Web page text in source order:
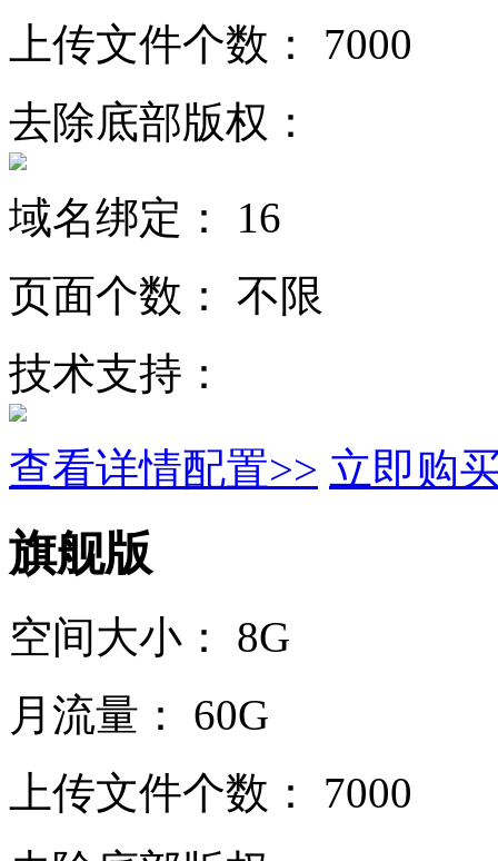
上传文件个数：
7000
去除底部版权：
域名绑定：
16
页面个数：
不限
技术支持：
查看详情配置>> 立即购
旗舰版
空间大小：
8G
月流量：
60G
上传文件个数：
7000